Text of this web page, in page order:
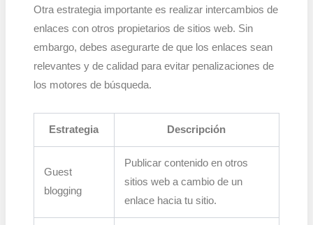
Otra estrategia importante es realizar intercambios de
enlaces con otros propietarios de sitios web. Sin
embargo, debes asegurarte de que los enlaces sean
relevantes y de calidad para evitar penalizaciones de
los motores de búsqueda.
Estrategia Descripción
Guest
blogging
Publicar contenido en otros
sitios web a cambio de un
enlace hacia tu sitio.